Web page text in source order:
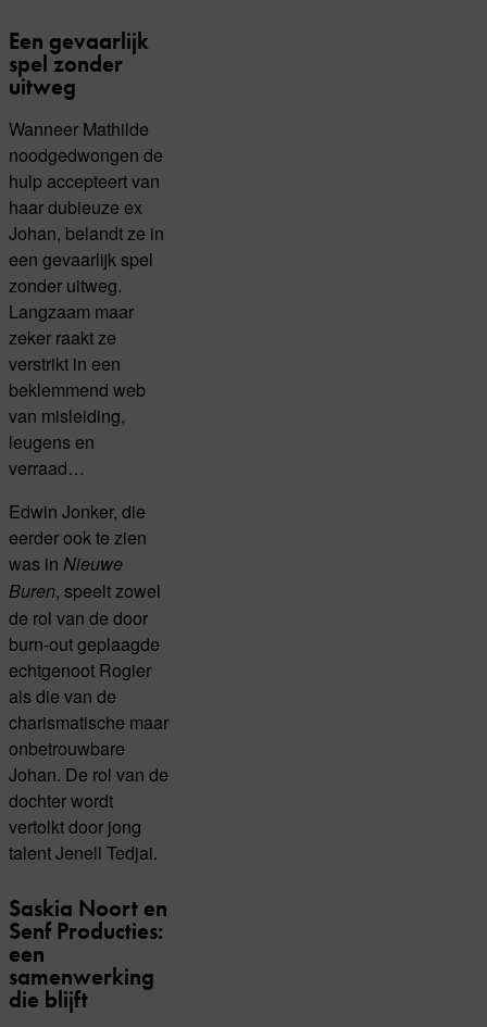
Een gevaarlijk
spel zonder
uitweg
Wanneer Mathilde
noodgedwongen de
hulp accepteert van
haar dubieuze ex
Johan, belandt ze in
een gevaarlijk spel
zonder uitweg.
Langzaam maar
zeker raakt ze
verstrikt in een
beklemmend web
van misleiding,
leugens en
verraad…
Edwin Jonker, die
eerder ook te zien
was in Nieuwe
Buren, speelt zowel
de rol van de door
burn-out geplaagde
echtgenoot Rogier
als die van de
charismatische maar
onbetrouwbare
Johan. De rol van de
dochter wordt
vertolkt door jong
talent Jenell Tedjai.
Saskia Noort en
Senf Producties:
een
samenwerking
die blijft